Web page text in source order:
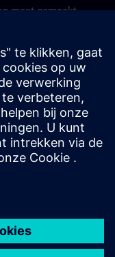
maat gemaakt
van de klant, IP-
met
voor België &